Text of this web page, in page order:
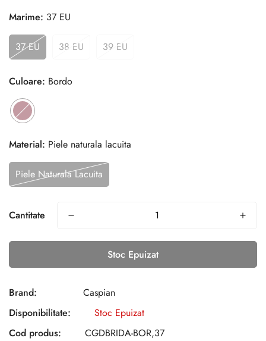
Marime: 37 EU
37 EU 38 EU 39 EU
Culoare: Bordo
Material: Piele naturala lacuita
Piele Naturala Lacuita
Cantitate
Stoc Epuizat
Brand:
Caspian
Disponibilitate:
Stoc Epuizat
Cod produs:
CGDBRIDA-BOR,37